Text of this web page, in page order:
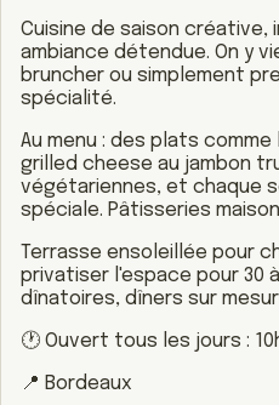
Cuisine de saison
ambiance détendue. On y
bruncher ou simplement
spécialité.
Au menu : des plats
grilled cheese au jambon
végétariennes, et chaque
spéciale. Pâtisseries
Terrasse ensoleillée pour
privatiser l'espace pour 30
dînatoires, dîners sur
🕐 Ouvert tous les jours :
📍 Bordeaux